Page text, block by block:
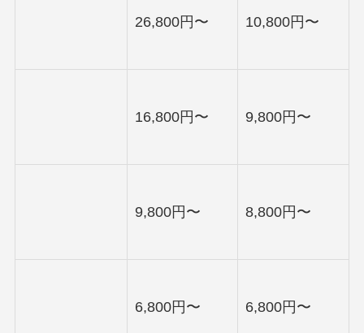
26,800円〜 10,800円〜
16,800円〜 9,800円〜
9,800円〜 8,800円〜
6,800円〜 6,800円〜